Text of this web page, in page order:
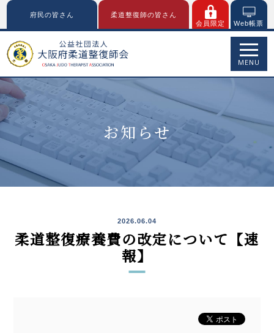
府民の皆さん
柔道整復師の皆さん
会員限定
Web帳票
MENU
お知らせ
2026.06.04
柔道整復療養費の改定について【速
報】